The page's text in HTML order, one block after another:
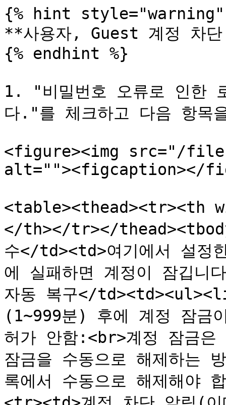
{% hint style="warning"
**사용자, Guest 계정 차
{% endhint %}
1. "비밀번호 오류로 인한
다."를 체크하고 다음 항목
<figure><img src="/
alt=""><figcaption></
<table><thead><tr><th
</th></tr></
수</td><td>여기에서 설정
에 실패하면 계정이 잠깁
자동 복구</
(1~999분) 후에 계정 잠
허가 안함:<br>계정 잠금은
잠금을 수동으로 해제하는
록에서 수동으로 해제해